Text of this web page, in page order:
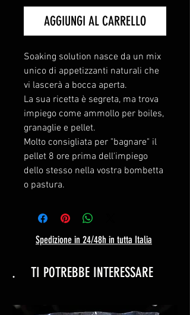
AGGIUNGI AL CARRELLO
Soaking solution nasce da un mix
unico di appetizzanti naturali che
vi lascerà a bocca aperta.
La sua ricetta è segreta, ma trova
impiego come ammollo per boiles,
granaglie e pellet.
Molto consigliata per "bagnare" il
pellet 8 ore prima dell'impiego
dello stesso nella vostra bombetta
o pastura.
Spedizione in 24/48h in tutta Italia
. TI POTREBBE INTERESSARE